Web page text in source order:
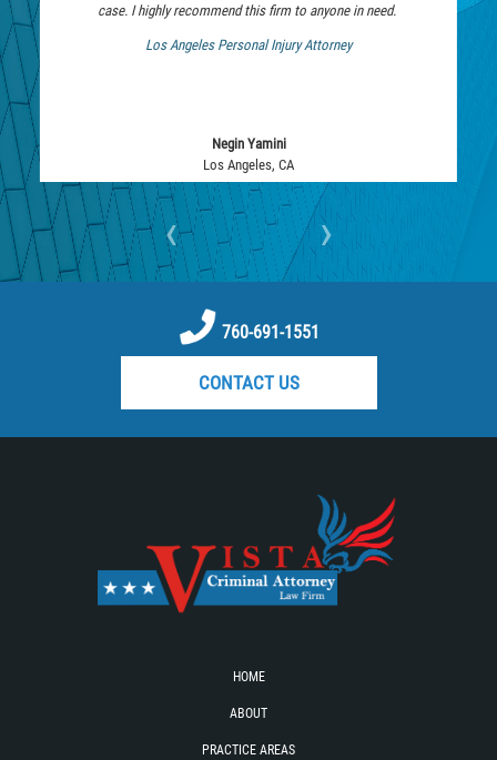
Violent Crimes
Identity Theft
Misappropriation of Public Funds
RECENT CASE RESULTS
Attorney
case. I highly recommend this firm to anyone in need.
Los Angeles Personal Injury Attorney
Negin Yamini
Los Angeles, CA
‹ ›
760-691-1551
CONTACT US
HOME
ABOUT
PRACTICE AREAS